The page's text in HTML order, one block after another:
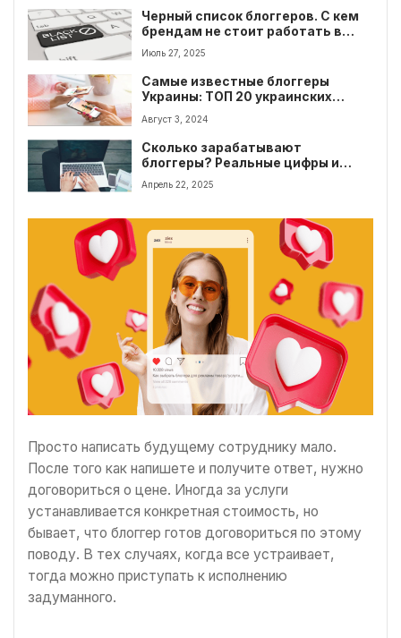
Черный список блоггеров. С кем
брендам не стоит работать в
Украине?
Июль 27, 2025
Самые известные блоггеры
Украины: ТОП 20 украинских
блоггеров
Август 3, 2024
Сколько зарабатывают
блоггеры? Реальные цифры и
кейсы
Апрель 22, 2025
Просто написать будущему сотруднику мало.
После того как напишете и получите ответ, нужно
договориться о цене. Иногда за услуги
устанавливается конкретная стоимость, но
бывает, что блоггер готов договориться по этому
поводу. В тех случаях, когда все устраивает,
тогда можно приступать к исполнению
задуманного.